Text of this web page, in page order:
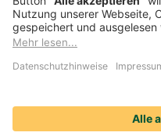
Cookie-Einstellungen
Datenschutz
Impressum
Streitbeilegung
Nutzungshinweise
Compliance